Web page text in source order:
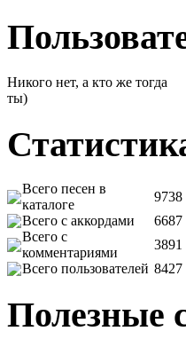
Никого нет, а кто же тогда
ты)
Всего песен в
каталоге
9738
Всего с аккордами
6687
Всего с
комментариями
3891
Всего пользователей 8427
Полезные